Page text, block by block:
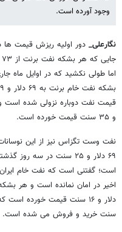
وجود آورده است.
نگارعلی_ دور اولیه ریزش قیمت ها
اما طولی نکشید که در اوایل ماه
و ۳۵ سنت قیمت خورده است.
نفت وست تگزاس نیز از این
است؛ گفتنی است که نفت خام
سنت خرید و فروش می شده است.